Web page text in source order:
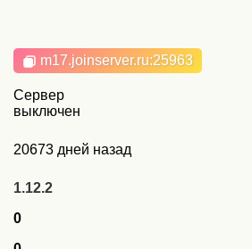
m17.joinserver.ru:25963
Сервер
выключен
20673 дней назад
1.12.2
0